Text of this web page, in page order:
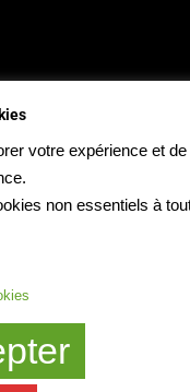
votre expérience et de
non essentiels à